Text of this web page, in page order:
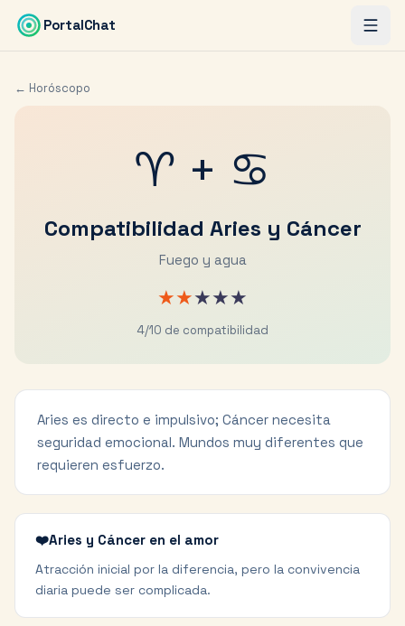
Saltar al contenido principal
PortalChat
← Horóscopo
♈ + ♋
Compatibilidad Aries y Cáncer
Fuego y agua
★★★★★
4/10 de compatibilidad
Aries es directo e impulsivo; Cáncer necesita
seguridad emocional. Mundos muy diferentes que
requieren esfuerzo.
❤️Aries y Cáncer en el amor
Atracción inicial por la diferencia, pero la convivencia
diaria puede ser complicada.